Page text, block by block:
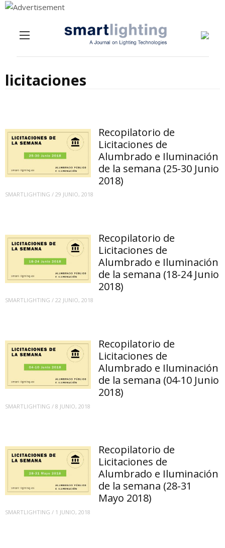
licitaciones
Recopilatorio de
Licitaciones de
Alumbrado e Iluminación
de la semana (25-30 Junio
2018)
SMARTLIGHTING / 29 JUNIO, 2018
Recopilatorio de
Licitaciones de
Alumbrado e Iluminación
de la semana (18-24 Junio
2018)
SMARTLIGHTING / 22 JUNIO, 2018
Recopilatorio de
Licitaciones de
Alumbrado e Iluminación
de la semana (04-10 Junio
2018)
SMARTLIGHTING / 8 JUNIO, 2018
Recopilatorio de
Licitaciones de
Alumbrado e Iluminación
de la semana (28-31
Mayo 2018)
SMARTLIGHTING / 1 JUNIO, 2018